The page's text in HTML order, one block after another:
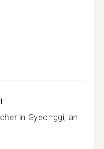
in Gyeonggi, an